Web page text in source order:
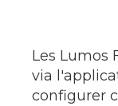
Les Lumos
via
configurer